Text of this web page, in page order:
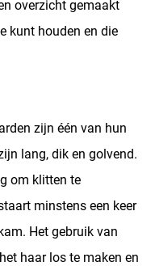
overzicht gemaakt
kunt houden en die
zijn één van hun
lang, dik en golvend.
om klitten te
minstens een keer
Het gebruik van
haar los te maken en